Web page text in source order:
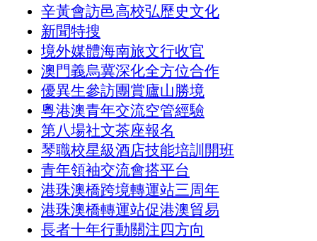
辛黃會訪邑高校弘歷史文化
新聞特搜
境外媒體海南旅文行收官
澳門義烏冀深化全方位合作
優異生參訪團賞廬山勝境
粵港澳青年交流空管經驗
第八場社文茶座報名
琴職校星級酒店技能培訓開班
青年領袖交流會搭平台
港珠澳橋跨境轉運站三周年
港珠澳橋轉運站促港澳貿易
長者十年行動關注四方向